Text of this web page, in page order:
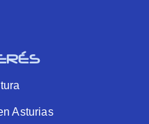
Asturias